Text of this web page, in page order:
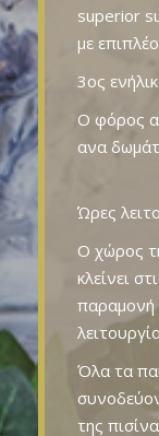
superior
με
3ος
O φόρος
ανα
Ώρες
Ο χώρος
κλείνει
παραμονή
Όλα τα
της